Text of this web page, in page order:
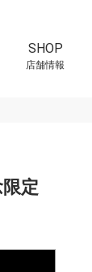
SHOP
店舗情報
定